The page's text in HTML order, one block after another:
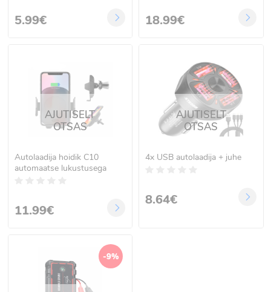
5.99€ 18.99€
AJUTISELT
OTSAS
Autolaadija hoidik C10
automaatse lukustusega
11.99€
AJUTISELT
OTSAS
4x USB autolaadija + juhe
8.64€
-9%